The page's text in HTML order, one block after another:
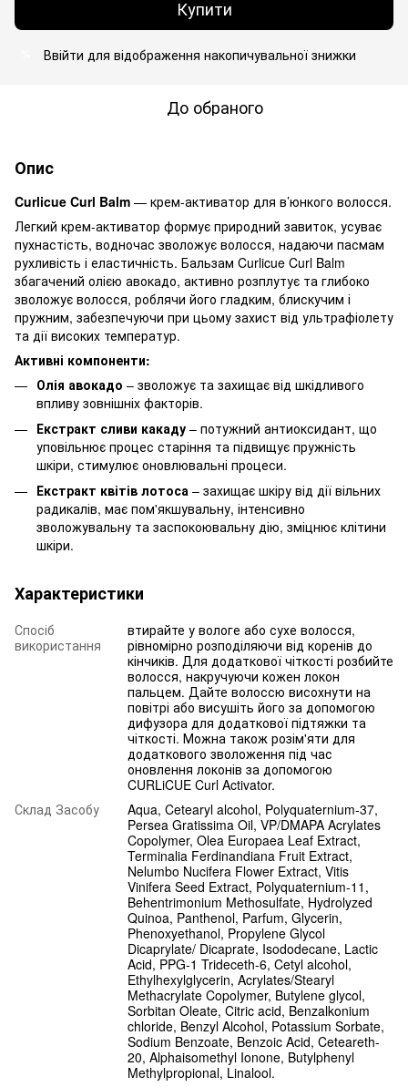
Купити
Ввійти для відображення накопичувальної знижки
До обраного
Опис
Curlicue Curl Balm — крем-активатор для в’юнкого волосся.
Легкий крем-активатор формує природний завиток, усуває
пухнастість, водночас зволожує волосся, надаючи пасмам
рухливість і еластичність. Бальзам Curlicue Curl Balm
збагачений олією авокадо, активно розплутує та глибоко
зволожує волосся, роблячи його гладким, блискучим і
пружним, забезпечуючи при цьому захист від ультрафіолету
та дії високих температур.
Активні компоненти:
Олія авокадо – зволожує та захищає від шкідливого
впливу зовнішніх факторів.
Екстракт сливи какаду – потужний антиоксидант, що
уповільнює процес старіння та підвищує пружність
шкіри, стимулює оновлювальні процеси.
Екстракт квітів лотоса – захищає шкіру від дії вільних
радикалів, має пом'якшувальну, інтенсивно
зволожувальну та заспокоювальну дію, зміцнює клітини
шкіри.
Характеристики
Спосіб
використання
втирайте у вологе або сухе волосся,
рівномірно розподіляючи від коренів до
кінчиків. Для додаткової чіткості розбийте
волосся, накручуючи кожен локон
пальцем. Дайте волоссю висохнути на
повітрі або висушіть його за допомогою
дифузора для додаткової підтяжки та
чіткості. Можна також розім'яти для
додаткового зволоження під час
оновлення локонів за допомогою
CURLiCUE Curl Activator.
Склад Засобу
Aqua, Cetearyl alcohol, Polyquaternium-37,
Persea Gratissima Oil, VP/DMAPA Acrylates
Copolymer, Olea Europaea Leaf Extract,
Terminalia Ferdinandiana Fruit Extract,
Nelumbo Nucifera Flower Extract, Vitis
Vinifera Seed Extract, Polyquaternium-11,
Behentrimonium Methosulfate, Hydrolyzed
Quinoa, Panthenol, Parfum, Glycerin,
Phenoxyethanol, Propylene Glycol
Dicaprylate/ Dicaprate, Isododecane, Lactic
Acid, PPG-1 Trideceth-6, Cetyl alcohol,
Ethylhexylglycerin, Acrylates/Stearyl
Methacrylate Copolymer, Butylene glycol,
Sorbitan Oleate, Citric acid, Benzalkonium
chloride, Benzyl Alcohol, Potassium Sorbate,
Sodium Benzoate, Benzoic Acid, Ceteareth-
20, Alphaisomethyl Ionone, Butylphenyl
Methylpropional, Linalool.